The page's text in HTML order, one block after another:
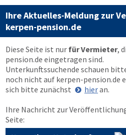
Ihre Aktuelles-Meldung zur
kerpen-pension.de
Diese Seite ist nur für Vermieter,
pension.de eingetragen sind.
Unterkunftssuchende schauen
noch nicht auf kerpen-pension.de
sich bitte zunächst
hieran.
Ihre Nachricht zur
Seite: